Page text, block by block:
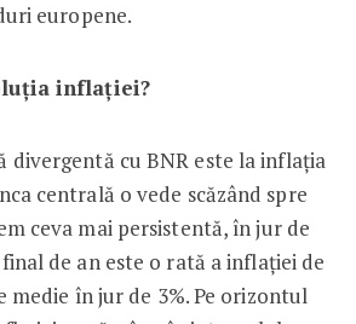
europene.
inflației?
divergentă cu BNR este la inflația
centrală o vede scăzând spre
ceva mai persistentă, în jur de
de an este o rată a inflației de
medie în jur de 3%. Pe orizontul